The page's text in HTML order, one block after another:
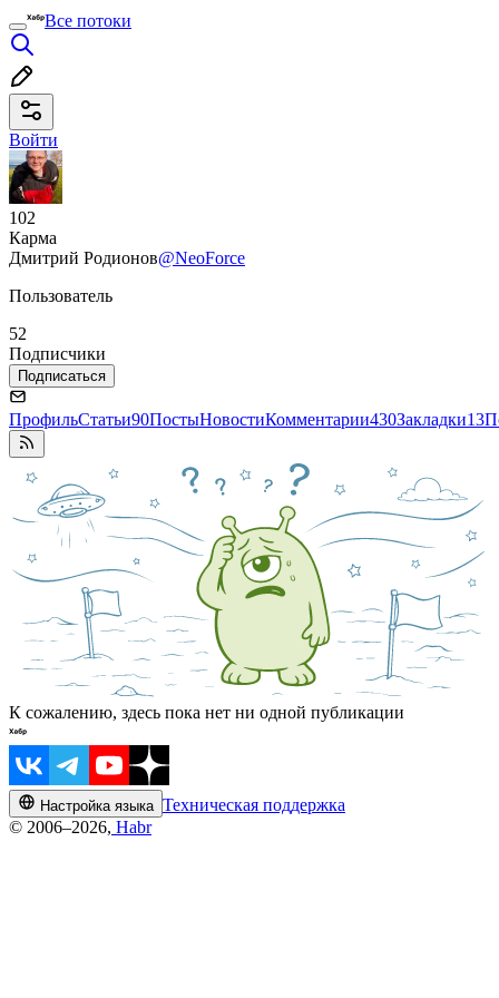
Все потоки
Войти
102
Карма
Дмитрий Родионов@NeoForce
Пользователь
52
Подписчики
Подписаться
ПрофильСтатьи90ПостыНовостиКомментарии430Закладки13
К сожалению, здесь пока нет ни одной публикации
Настройка языка Техническая поддержка
© 2006–2026, Habr